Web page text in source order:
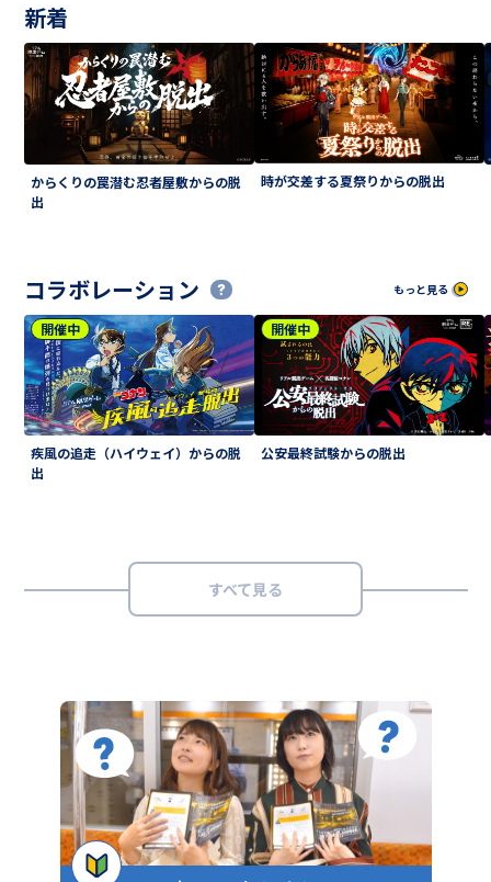
新着
からくりの罠潜む忍者屋敷からの脱
出
時が交差する夏祭りからの脱出
コラボレーション
開催中
疾風の追走（ハイウェイ）からの脱
出
開催中
公安最終試験からの脱出
もっと見る
すべて見る